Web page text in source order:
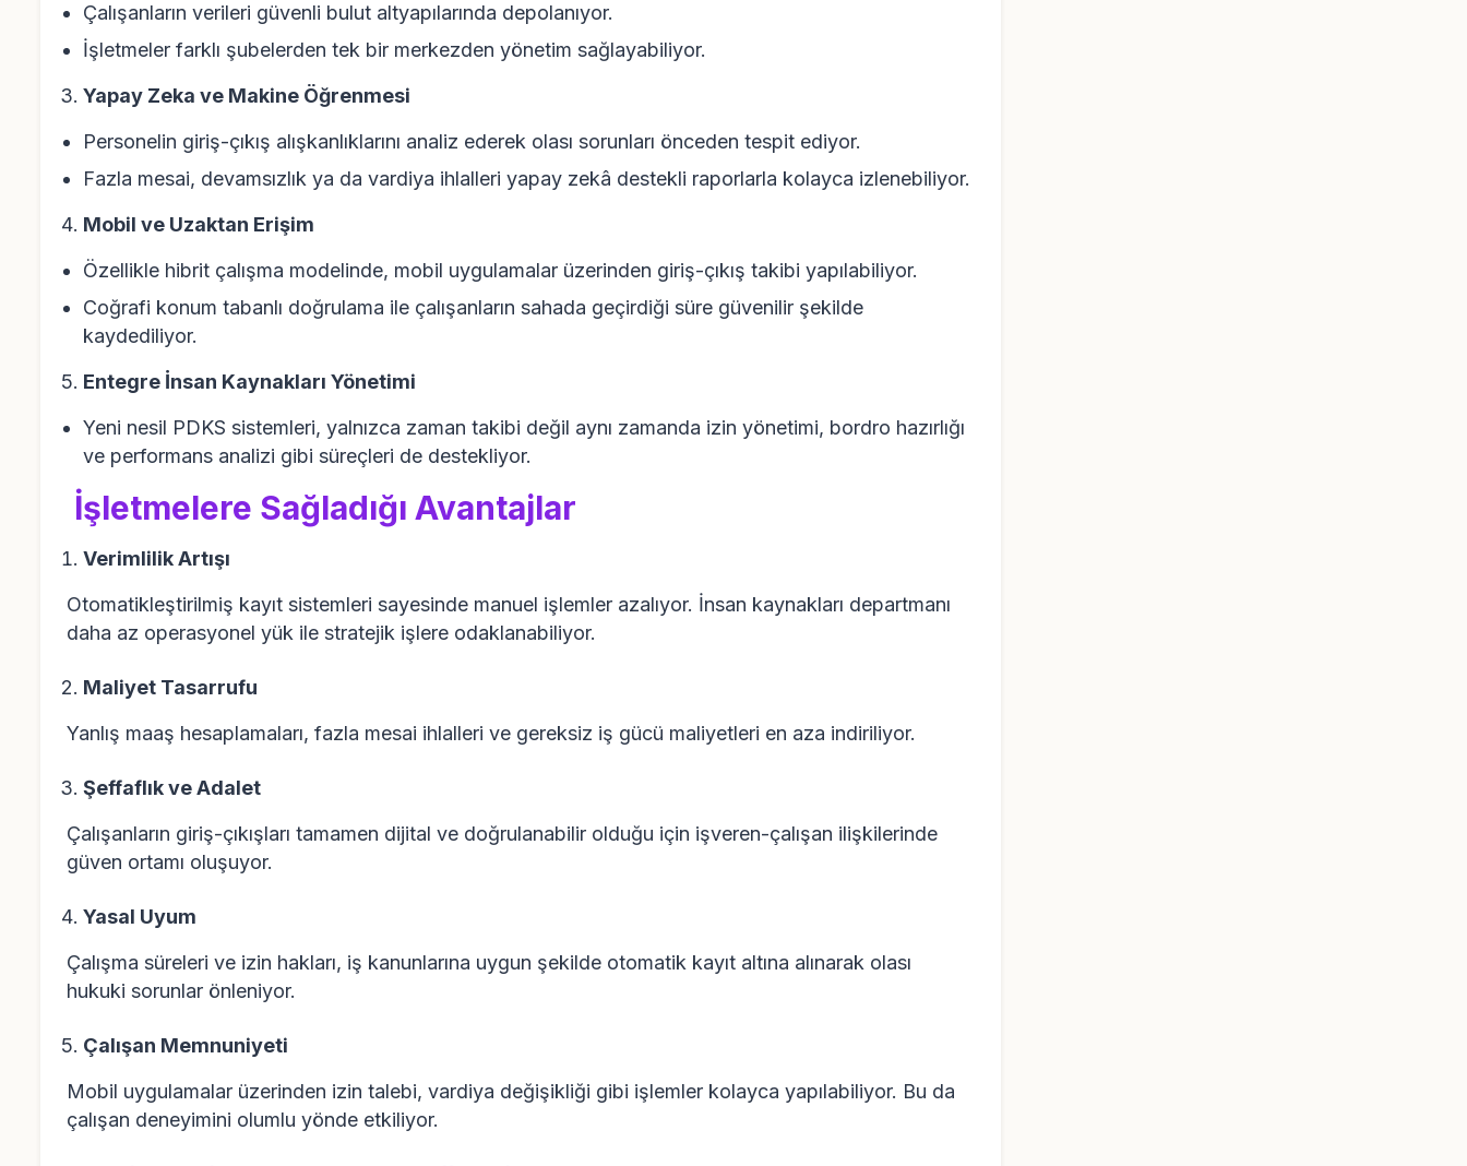
Çalışanların verileri güvenli bulut altyapılarında depolanıyor.
İşletmeler farklı şubelerden tek bir merkezden yönetim sağlayabiliyor.
Yapay Zeka ve Makine Öğrenmesi
Personelin giriş-çıkış alışkanlıklarını analiz ederek olası sorunları önceden tespit ediyor.
Fazla mesai, devamsızlık ya da vardiya ihlalleri yapay zekâ destekli raporlarla kolayca izlenebiliyor.
Mobil ve Uzaktan Erişim
Özellikle hibrit çalışma modelinde, mobil uygulamalar üzerinden giriş-çıkış takibi yapılabiliyor.
Coğrafi konum tabanlı doğrulama ile çalışanların sahada geçirdiği süre güvenilir şekilde
kaydediliyor.
Entegre İnsan Kaynakları Yönetimi
Yeni nesil PDKS sistemleri, yalnızca zaman takibi değil aynı zamanda izin yönetimi, bordro hazırlığı
ve performans analizi gibi süreçleri de destekliyor.
İşletmelere Sağladığı Avantajlar
Verimlilik Artışı
Otomatikleştirilmiş kayıt sistemleri sayesinde manuel işlemler azalıyor. İnsan kaynakları departmanı
daha az operasyonel yük ile stratejik işlere odaklanabiliyor.
Maliyet Tasarrufu
Yanlış maaş hesaplamaları, fazla mesai ihlalleri ve gereksiz iş gücü maliyetleri en aza indiriliyor.
Şeffaflık ve Adalet
Çalışanların giriş-çıkışları tamamen dijital ve doğrulanabilir olduğu için işveren-çalışan ilişkilerinde
güven ortamı oluşuyor.
Yasal Uyum
Çalışma süreleri ve izin hakları, iş kanunlarına uygun şekilde otomatik kayıt altına alınarak olası
hukuki sorunlar önleniyor.
Çalışan Memnuniyeti
Mobil uygulamalar üzerinden izin talebi, vardiya değişikliği gibi işlemler kolayca yapılabiliyor. Bu da
çalışan deneyimini olumlu yönde etkiliyor.